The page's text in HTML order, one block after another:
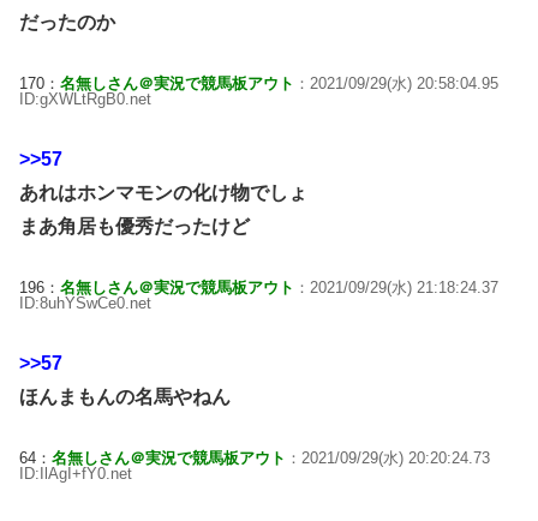
だったのか
170： 名無しさん＠実況で競馬板アウト ：2021/09/29(水) 20:58:04.95
ID:gXWLtRgB0.net
>>57
あれはホンマモンの化け物でしょ
まあ角居も優秀だったけど
196： 名無しさん＠実況で競馬板アウト ：2021/09/29(水) 21:18:24.37
ID:8uhYSwCe0.net
>>57
ほんまもんの名馬やねん
64： 名無しさん＠実況で競馬板アウト ：2021/09/29(水) 20:20:24.73
ID:IlAgI+fY0.net